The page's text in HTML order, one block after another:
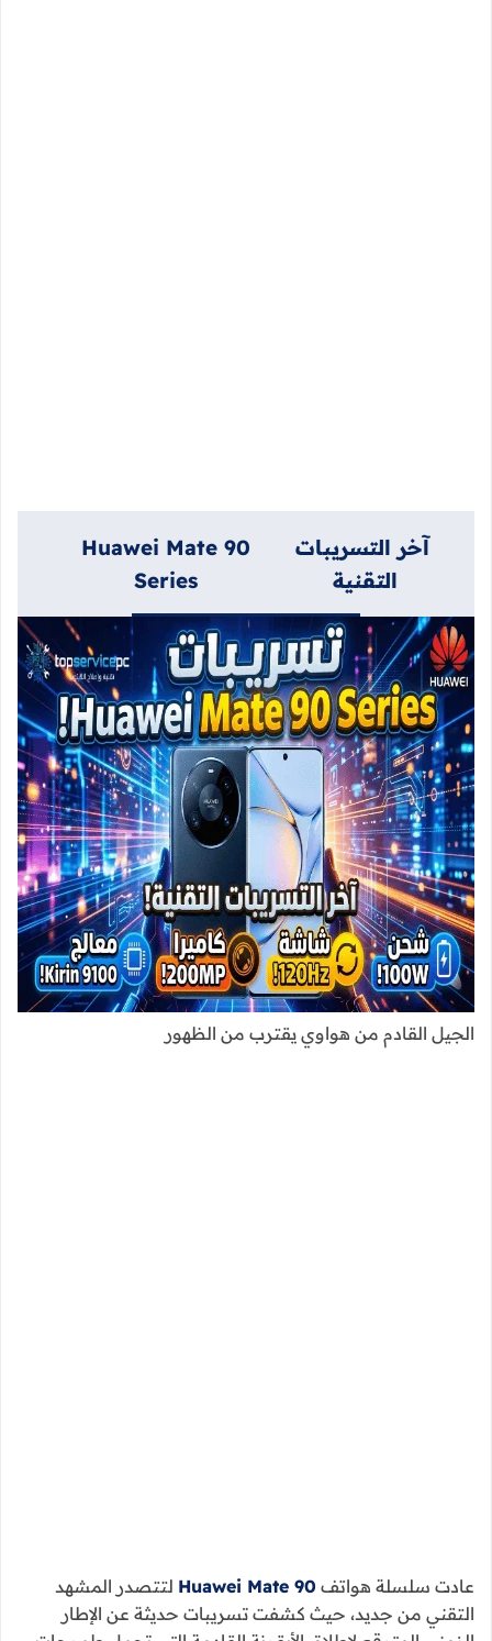
آخر التسريبات
التقنية
Huawei Mate 90
Series
الجيل القادم من هواوي يقترب من الظهور
عادت سلسلة هواتف Huawei Mate 90 لتتصدر المشهد
التقني من جديد، حيث كشفت تسريبات حديثة عن الإطار